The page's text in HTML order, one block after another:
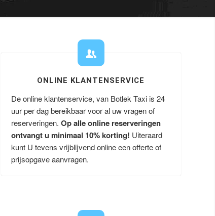
ONLINE KLANTENSERVICE
De online klantenservice, van Botlek Taxi is 24
uur per dag bereikbaar voor al uw vragen of
reserveringen.Op alle online reserveringen
ontvangt u minimaal 10% korting! Uiteraard
kunt U tevens vrijblijvend online een offerte of
prijsopgave aanvragen.